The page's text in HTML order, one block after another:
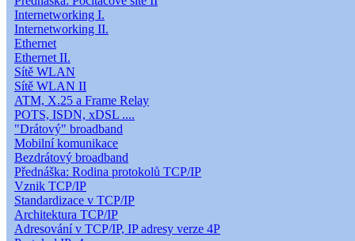
Internetworking I.
Internetworking II.
Ethernet
Ethernet II.
Sítě WLAN
Sítě WLAN II
ATM, X.25 a Frame Relay
POTS, ISDN, xDSL ....
"Drátový" broadband
Mobilní komunikace
Bezdrátový broadband
Přednáška: Rodina protokolů TCP/IP
Vznik TCP/IP
Standardizace v TCP/IP
Architektura TCP/IP
Adresování v TCP/IP, IP adresy verze 4P